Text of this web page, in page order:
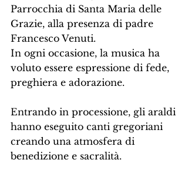
Parrocchia di Santa Maria delle
Grazie, alla presenza di padre
Francesco Venuti.
In ogni occasione, la musica ha
voluto essere espressione di fede,
preghiera e adorazione.
Entrando in processione, gli araldi
hanno eseguito canti gregoriani
creando una atmosfera di
benedizione e sacralità.